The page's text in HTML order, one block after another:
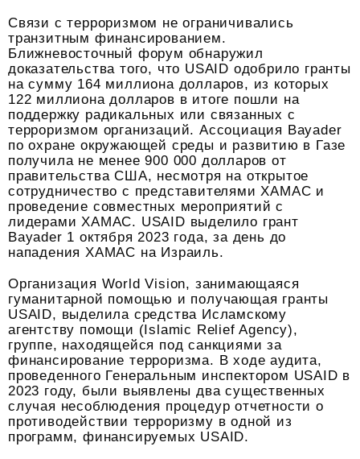
Связи с терроризмом не ограничивались
транзитным финансированием.
Ближневосточный форум обнаружил
доказательства того, что USAID одобрило гранты
на сумму 164 миллиона долларов, из которых
122 миллиона долларов в итоге пошли на
поддержку радикальных или связанных с
терроризмом организаций. Ассоциация Bayader
по охране окружающей среды и развитию в Газе
получила не менее 900 000 долларов от
правительства США, несмотря на открытое
сотрудничество с представителями ХАМАС и
проведение совместных мероприятий с
лидерами ХАМАС. USAID выделило грант
Bayader 1 октября 2023 года, за день до
нападения ХАМАС на Израиль.
Организация World Vision, занимающаяся
гуманитарной помощью и получающая гранты
USAID, выделила средства Исламскому
агентству помощи (Islamic Relief Agency),
группе, находящейся под санкциями за
финансирование терроризма. В ходе аудита,
проведенного Генеральным инспектором USAID в
2023 году, были выявлены два существенных
случая несоблюдения процедур отчетности о
противодействии терроризму в одной из
программ, финансируемых USAID.